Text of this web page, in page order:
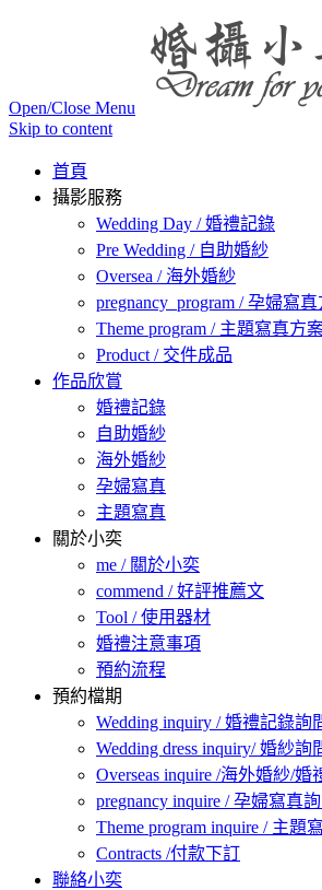
Open/Close Menu
Skip to content
首頁
攝影服務
Wedding Day / 婚禮記錄
Pre Wedding / 自助婚紗
Oversea / 海外婚紗
pregnancy_program / 孕婦寫
Theme program / 主題寫真方
Product / 交件成品
作品欣賞
婚禮記錄
自助婚紗
海外婚紗
孕婦寫真
主題寫真
關於小奕
me / 關於小奕
commend / 好評推薦文
Tool / 使用器材
婚禮注意事項
預約流程
預約檔期
Wedding inquiry / 婚禮記錄詢
Wedding dress inquiry/ 婚紗詢
Overseas inquire /海外婚紗/婚
pregnancy inquire / 孕婦寫真
Theme program inquire / 主題
Contracts /付款下訂
聯絡小奕